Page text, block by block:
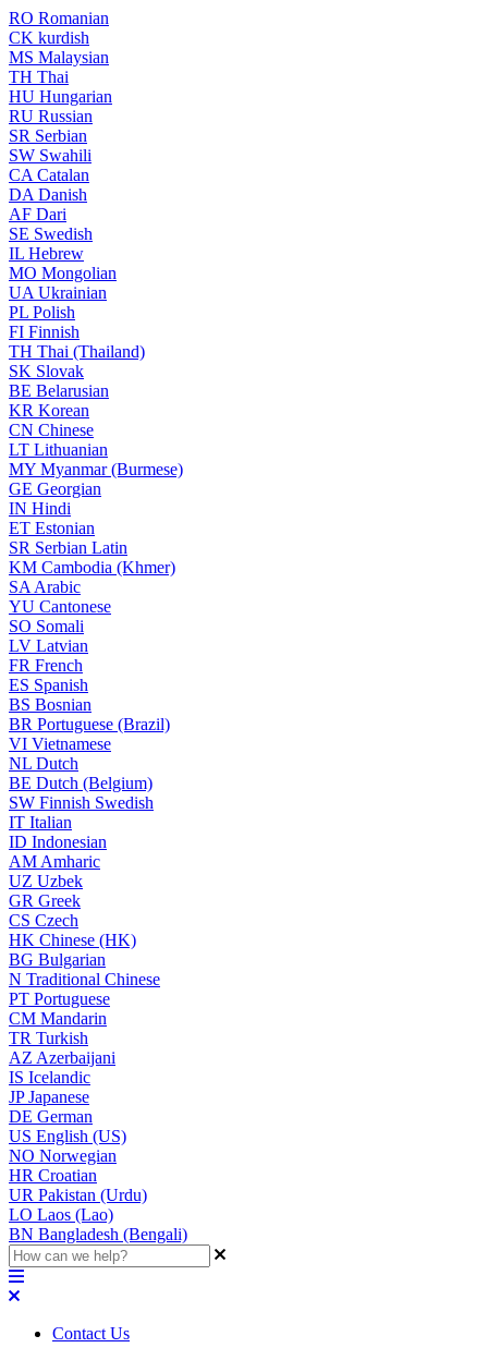
RO Romanian
CK kurdish
MS Malaysian
TH Thai
HU Hungarian
RU Russian
SR Serbian
SW Swahili
CA Catalan
DA Danish
AF Dari
SE Swedish
IL Hebrew
MO Mongolian
UA Ukrainian
PL Polish
FI Finnish
TH Thai (Thailand)
SK Slovak
BE Belarusian
KR Korean
CN Chinese
LT Lithuanian
MY Myanmar (Burmese)
GE Georgian
IN Hindi
ET Estonian
SR Serbian Latin
KM Cambodia (Khmer)
SA Arabic
YU Cantonese
SO Somali
LV Latvian
FR French
ES Spanish
BS Bosnian
BR Portuguese (Brazil)
VI Vietnamese
NL Dutch
BE Dutch (Belgium)
SW Finnish Swedish
IT Italian
ID Indonesian
AM Amharic
UZ Uzbek
GR Greek
CS Czech
HK Chinese (HK)
BG Bulgarian
N Traditional Chinese
PT Portuguese
CM Mandarin
TR Turkish
AZ Azerbaijani
IS Icelandic
JPJapanese
DE German
US English (US)
NO Norwegian
HR Croatian
UR Pakistan (Urdu)
LO Laos (Lao)
BN Bangladesh (Bengali)
Contact Us